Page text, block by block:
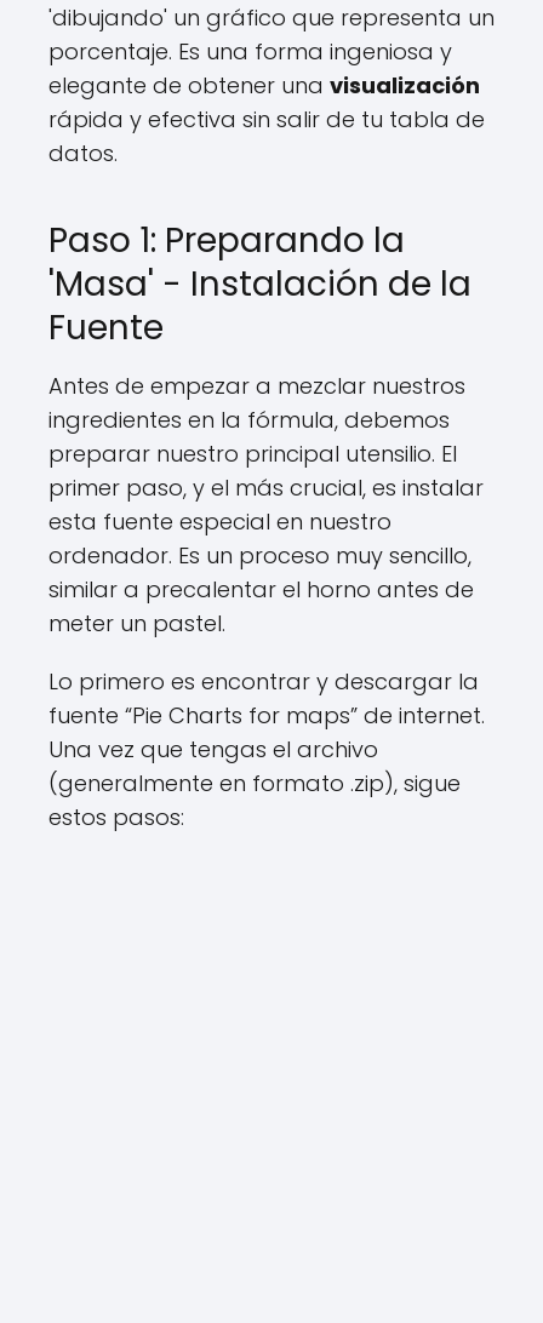
'dibujando' un gráfico que representa un
porcentaje. Es una forma ingeniosa y
elegante de obtener una visualización
rápida y efectiva sin salir de tu tabla de
datos.
Paso 1: Preparando la
'Masa' - Instalación de la
Fuente
Antes de empezar a mezclar nuestros
ingredientes en la fórmula, debemos
preparar nuestro principal utensilio. El
primer paso, y el más crucial, es instalar
esta fuente especial en nuestro
ordenador. Es un proceso muy sencillo,
similar a precalentar el horno antes de
meter un pastel.
Lo primero es encontrar y descargar la
fuente “Pie Charts for maps” de internet.
Una vez que tengas el archivo
(generalmente en formato .zip), sigue
estos pasos: